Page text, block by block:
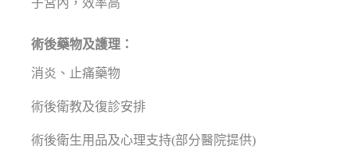
子宮內，效率高
術後藥物及護理：
消炎、止痛藥物
術後衛教及復診安排
術後衛生用品及心理支持(部分醫院提供)